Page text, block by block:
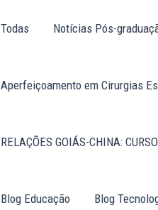
Todas Notícias Pós-
Aperfeiçoamento em Cirurgias
RELAÇÕES GOIÁS-CHINA:
Blog Educação Blog